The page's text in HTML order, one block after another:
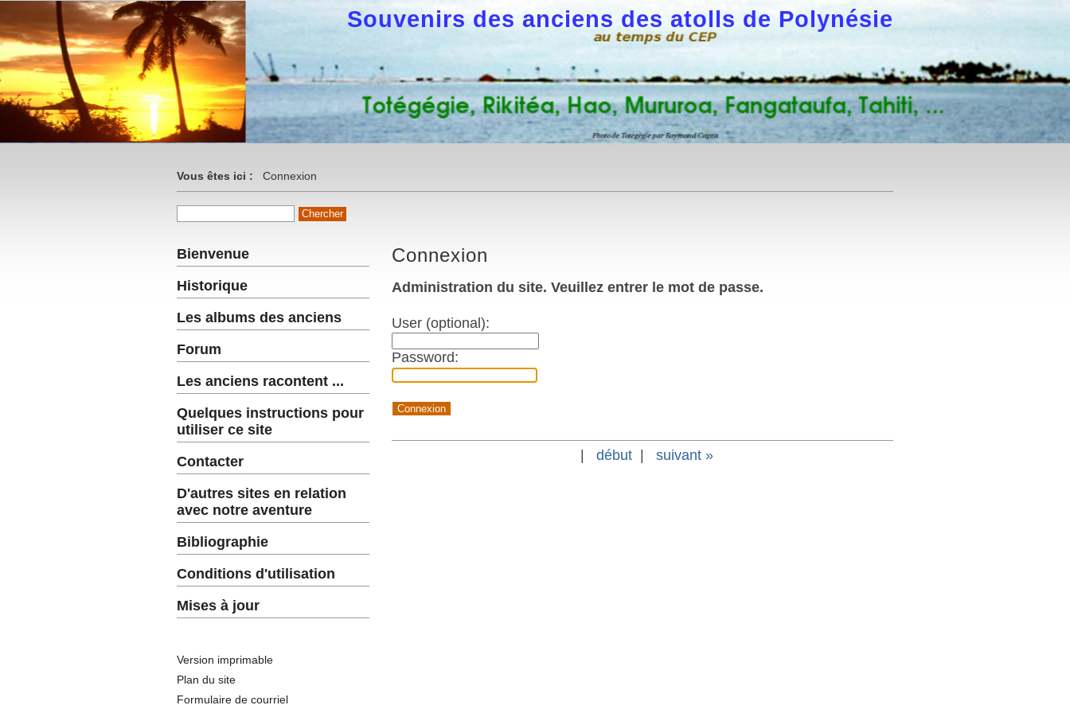
Souvenirs des anciens des atolls de Polynésie
Vous êtes ici : Connexion
Connexion
Administration du site. Veuillez entrer le mot de passe.
User (optional):
Password:
début| suivant »
Bienvenue
Historique
Les albums des anciens
Forum
Les anciens racontent ...
Quelques instructions pour
utiliser ce site
Contacter
D'autres sites en relation
avec notre aventure
Bibliographie
Conditions d'utilisation
Mises à jour
Version imprimable
Plan du site
Formulaire de courriel